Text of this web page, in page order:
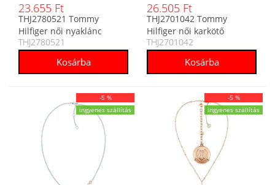
23.655 Ft
THJ2780521 Tommy
Hilfiger női nyaklánc
THJ2780521
26.505 Ft
THJ2701042 Tommy
Hilfiger női karkötő
THJ2701042
-5 %
ingyenes szállítás
-5 %
ingyenes szállítás